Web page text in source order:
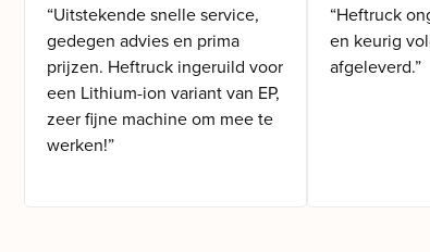
“Uitstekende snelle service,
gedegen advies en prima
prijzen. Heftruck ingeruild voor
een Lithium-ion variant van EP,
zeer fijne machine om mee te
werken!”
“Heftruck
en keurig
afgeleverd.”